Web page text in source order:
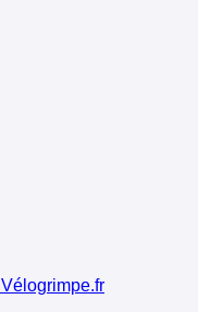
Vélogrimpe.fr